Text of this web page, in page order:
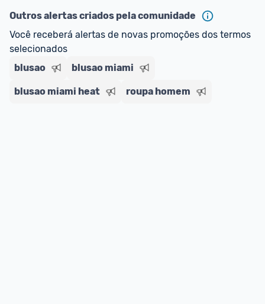
Outros alertas criados pela comunidade
Você receberá alertas de novas promoções dos termos
selecionados
blusao
blusao miami
blusao miami heat roupa homem